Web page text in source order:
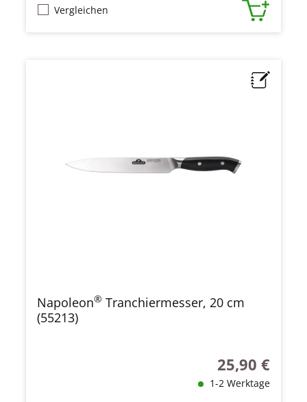
Vergleichen
Napoleon® Tranchiermesser, 20 cm
(55213)
Regulärer Preis:
25,90 €
1-2 Werktage